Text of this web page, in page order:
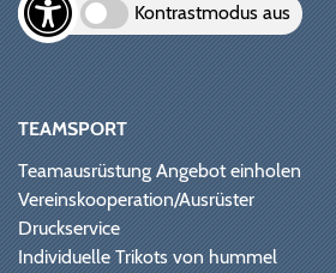
Kontrastmodus aus
TEAMSPORT
Teamausrüstung Angebot einholen
Vereinskooperation/Ausrüster
Druckservice
Individuelle Trikots von hummel